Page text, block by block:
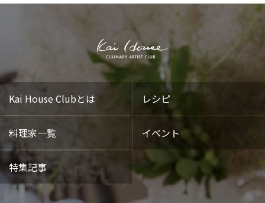
Kai House Clubとは レシピ
料理家一覧 イベント
特集記事